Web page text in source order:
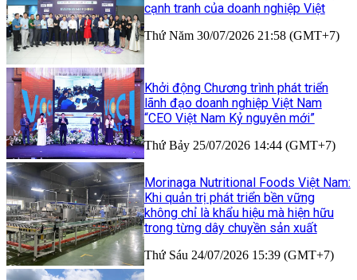
cạnh tranh của doanh nghiệp Việt
Thứ Năm 30/07/2026 21:58 (GMT+7)
Khởi động Chương trình phát triển
lãnh đạo doanh nghiệp Việt Nam
“CEO Việt Nam Kỷ nguyên mới”
Thứ Bảy 25/07/2026 14:44 (GMT+7)
Morinaga Nutritional Foods Việt Nam:
Khi quản trị phát triển bền vững
không chỉ là khẩu hiệu mà hiện hữu
trong từng dây chuyền sản xuất
Thứ Sáu 24/07/2026 15:39 (GMT+7)